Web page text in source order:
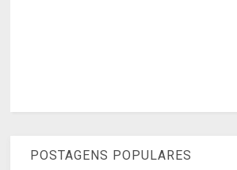
POSTAGENS POPULARES